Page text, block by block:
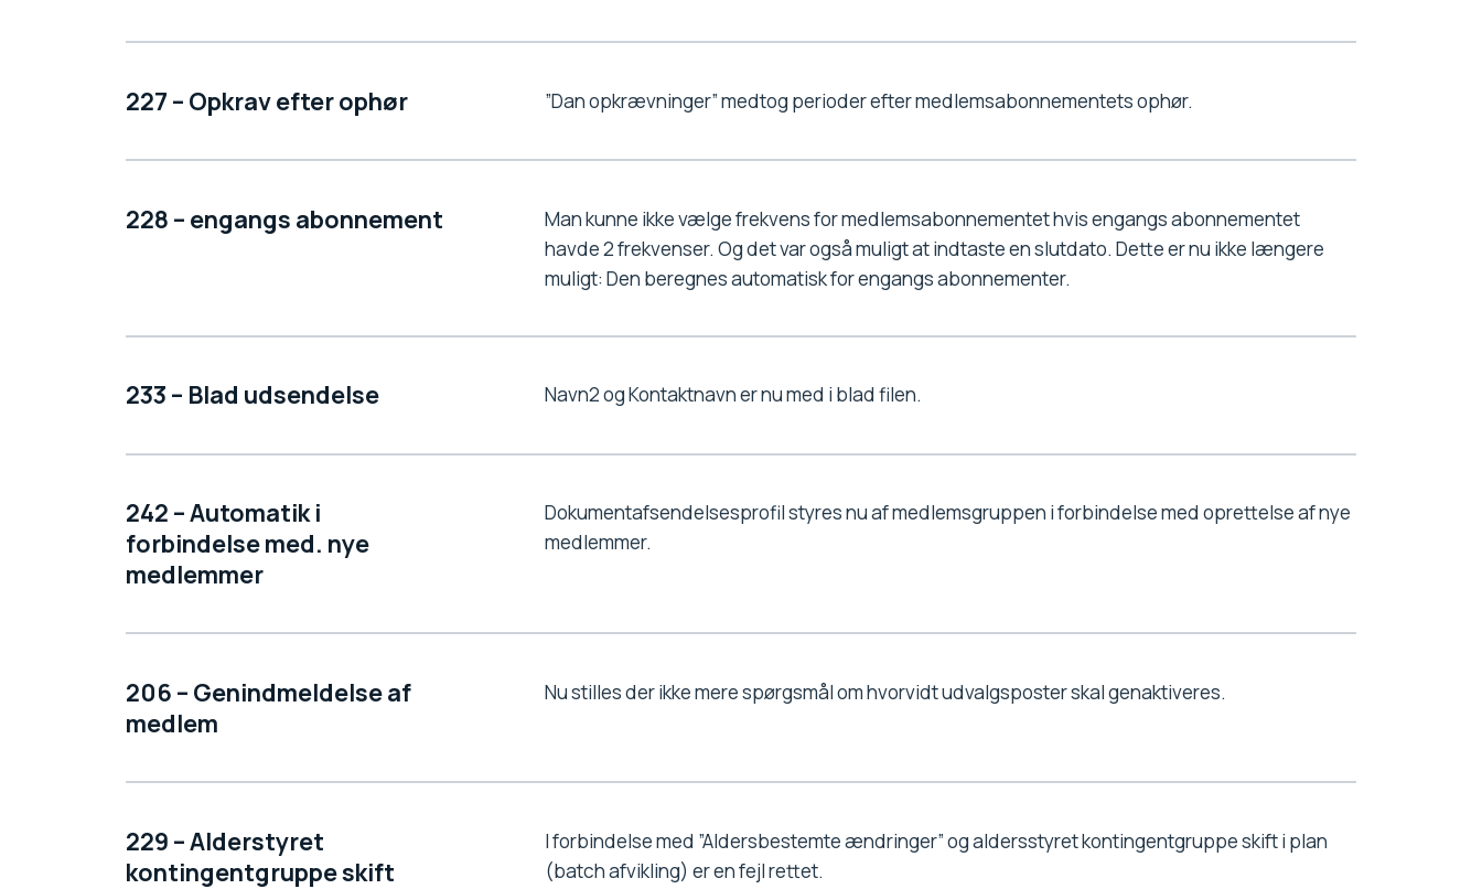
227 – Opkrav efter ophør ”Dan opkrævninger” medtog perioder efter medlemsabonnementets ophør.
228 – engangs abonnement
Man kunne ikke vælge frekvens for medlemsabonnementet hvis engangs abonnementet
havde 2 frekvenser. Og det var også muligt at indtaste en slutdato. Dette er nu ikke længere
muligt: Den beregnes automatisk for engangs abonnementer.
233 – Blad udsendelse Navn2 og Kontaktnavn er nu med i blad filen.
242 – Automatik i
forbindelse med. nye
medlemmer
Dokumentafsendelsesprofil styres nu af medlemsgruppen i forbindelse med oprettelse af nye
medlemmer.
206 – Genindmeldelse af
medlem
Nu stilles der ikke mere spørgsmål om hvorvidt udvalgsposter skal genaktiveres.
229 – Alderstyret
kontingentgruppe skift
I forbindelse med ”Aldersbestemte ændringer” og aldersstyret kontingentgruppe skift i plan
(batch afvikling) er en fejl rettet.